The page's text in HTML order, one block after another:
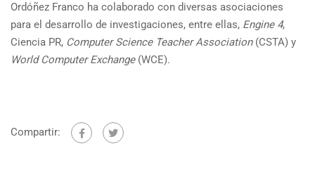
Ordóñez Franco ha colaborado con diversas asociaciones
para el desarrollo de investigaciones, entre ellas, Engine 4,
Ciencia PR, Computer Science Teacher Association(CSTA) y
World Computer Exchange(WCE).
Compartir: